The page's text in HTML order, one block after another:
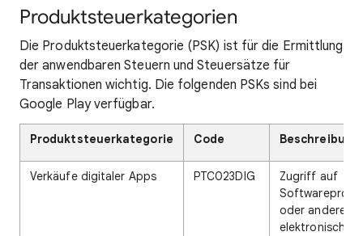
Produktsteuerkategorien
Die Produktsteuerkategorie (PSK) ist für die Ermittlung
der anwendbaren Steuern und Steuersätze für
Transaktionen wichtig. Die folgenden PSKs sind bei
Google Play verfügbar.
Produktsteuerkategorie Code Beschreibung
Verkäufe digitaler Apps PTC023DIG
Zugriff auf
oder andere
elektronische